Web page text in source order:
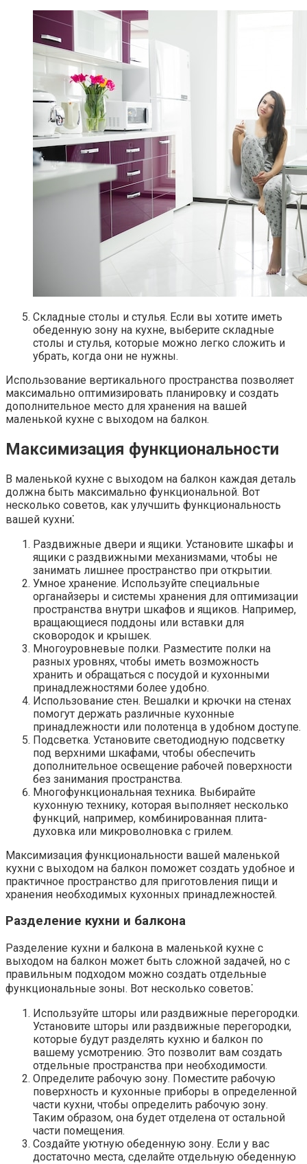
Складные столы и стулья.​ Если вы хотите иметь
обеденную зону на кухне, выберите складные
столы и стулья, которые можно легко сложить и
убрать, когда они не нужны.
Использование вертикального пространства позволяет
максимально оптимизировать планировку и создать
дополнительное место для хранения на вашей
маленькой кухне с выходом на балкон.​
Максимизация функциональности
В маленькой кухне с выходом на балкон каждая деталь
должна быть максимально функциональной.​ Вот
несколько советов, как улучшить функциональность
вашей кухни⁚
Раздвижные двери и ящики. Установите шкафы и
ящики с раздвижными механизмами, чтобы не
занимать лишнее пространство при открытии.​
Умное хранение.​ Используйте специальные
органайзеры и системы хранения для оптимизации
пространства внутри шкафов и ящиков.​ Например,
вращающиеся поддоны или вставки для
сковородок и крышек.​
Многоуровневые полки.​ Разместите полки на
разных уровнях, чтобы иметь возможность
хранить и обращаться с посудой и кухонными
принадлежностями более удобно.​
Использование стен.​ Вешалки и крючки на стенах
помогут держать различные кухонные
принадлежности или полотенца в удобном доступе.​
Подсветка.​ Установите светодиодную подсветку
под верхними шкафами, чтобы обеспечить
дополнительное освещение рабочей поверхности
без занимания пространства.​
Многофункциональная техника.​ Выбирайте
кухонную технику, которая выполняет несколько
функций, например, комбинированная плита-
духовка или микроволновка с грилем.​
Максимизация функциональности вашей маленькой
кухни с выходом на балкон поможет создать удобное и
практичное пространство для приготовления пищи и
хранения необходимых кухонных принадлежностей.​
Разделение кухни и балкона
Разделение кухни и балкона в маленькой кухне с
выходом на балкон может быть сложной задачей, но с
правильным подходом можно создать отдельные
функциональные зоны.​ Вот несколько советов⁚
Используйте шторы или раздвижные перегородки.​
Установите шторы или раздвижные перегородки,
которые будут разделять кухню и балкон по
вашему усмотрению.​ Это позволит вам создать
отдельные пространства при необходимости.
Определите рабочую зону. Поместите рабочую
поверхность и кухонные приборы в определенной
части кухни, чтобы определить рабочую зону.​
Таким образом, она будет отделена от остальной
части помещения.​
Создайте уютную обеденную зону.​ Если у вас
достаточно места, сделайте отдельную обеденную